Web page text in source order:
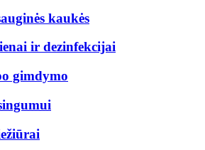
kaukės
ir dezinfekcijai
gimdymo